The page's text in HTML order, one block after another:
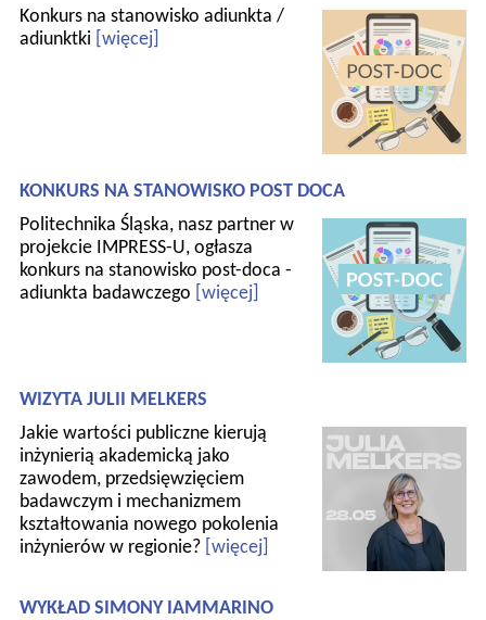
Konkurs na stanowisko adiunkta /
adiunktki [więcej]
KONKURS NA STANOWISKO POST DOCA
Politechnika Śląska, nasz partner w
projekcie IMPRESS-U, ogłasza
konkurs na stanowisko post-doca -
adiunkta badawczego [więcej]
WIZYTA JULII MELKERS
Jakie wartości publiczne kierują
inżynierią akademicką jako
zawodem, przedsięwzięciem
badawczym i mechanizmem
kształtowania nowego pokolenia
inżynierów w regionie? [więcej]
WYKŁAD SIMONY IAMMARINO